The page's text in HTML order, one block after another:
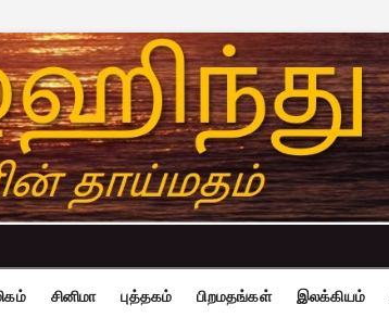
சினிமா புத்தகம் பிறமதங்கள் இலக்கியம்